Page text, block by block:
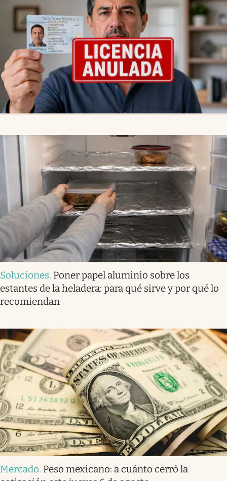
Soluciones. Poner papel aluminio sobre los
estantes de la heladera: para qué sirve y por qué lo
recomiendan
Mercado. Peso mexicano: a cuánto cerró la